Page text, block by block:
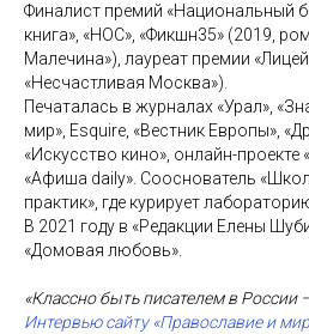
Финалист премий «Национальный
книга», «НОС», «Фикшн35» (2019,
Малечина»), лауреат премии
«Несчастливая Москва»).
Печаталась в журналах «Урал»,
мир», Esquire, «Вестник Европы»,
«Искусство кино», онлайн-
«Афиша daily». Сооснователь
практик», где курирует
В 2021 году в «Редакции Елены
«Домовая любовь».
«Классно быть писателем в России
Интервью сайту «Православие и